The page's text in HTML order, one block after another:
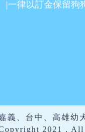
|一律以訂金保留狗
義、台中、高雄幼
2021 . All